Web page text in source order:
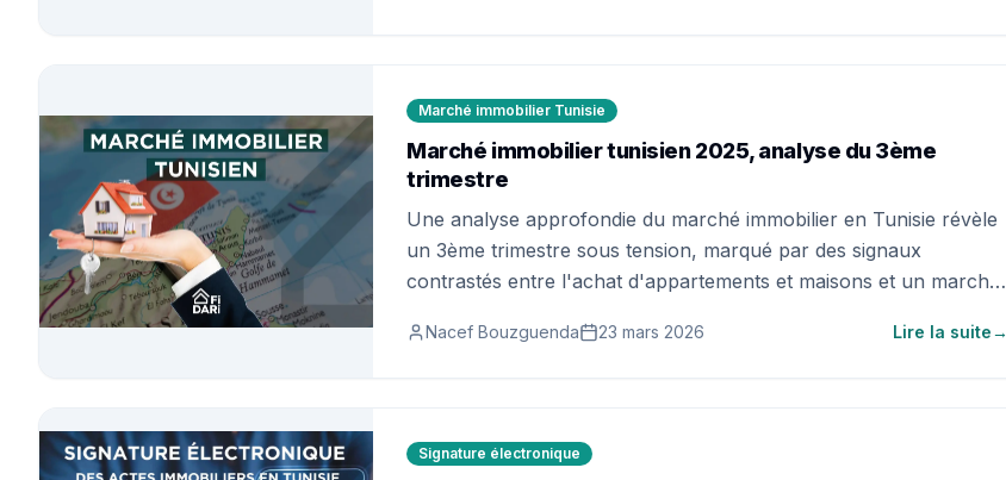
Marché immobilier Tunisie
Marché immobilier tunisien 2025, analyse du 3ème
trimestre
Une analyse approfondie du marché immobilier en Tunisie révèle
un 3ème trimestre sous tension, marqué par des signaux
contrastés entre l'achat d'appartements et maisons et un marché
Nacef Bouzguenda 23 mars 2026 Lire la suite→
Signature électronique